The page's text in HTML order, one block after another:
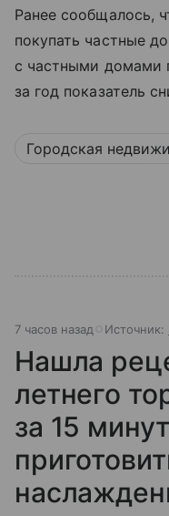
Ранее сообщалось,
покупать частные
с частными домами
за год показатель
Городская
7 часов назад Источник:
Нашла
летнего
за 15